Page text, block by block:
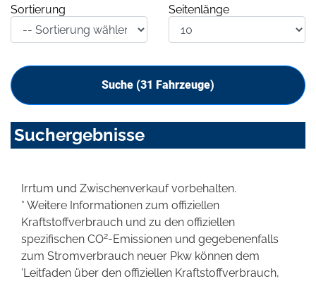
Sortierung Seitenlänge
Suche (31 Fahrzeuge)
Suchergebnisse
Irrtum und Zwischenverkauf vorbehalten.
* Weitere Informationen zum offiziellen
Kraftstoffverbrauch und zu den offiziellen
spezifischen CO2-Emissionen und gegebenenfalls
zum Stromverbrauch neuer Pkw können dem
'Leitfaden über den offiziellen Kraftstoffverbrauch,